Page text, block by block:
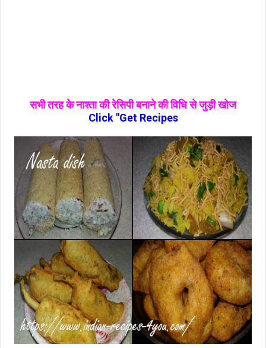
सभी तरह के नाश्‍ता की रेसिपी बनाने की विधि से जुड़ी खोज
Click "Get Recipes